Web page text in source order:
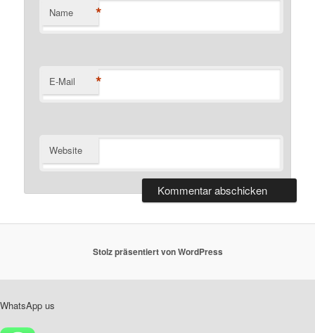
Name *
E-Mail *
Website
Stolz präsentiert von WordPress
WhatsApp us